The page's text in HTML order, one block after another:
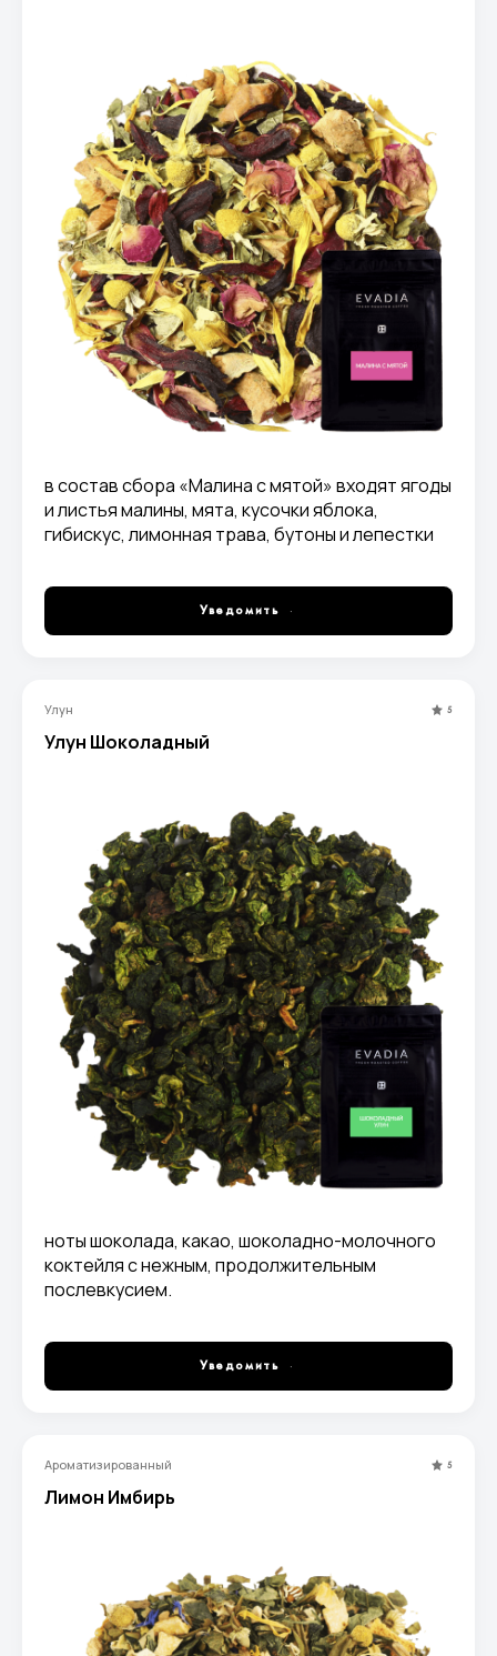
в состав сбора «Малина с мятой» входят ягоды
и листья малины, мята, кусочки яблока,
гибискус, лимонная трава, бутоны и лепестки
Уведомить
Улун 5
Улун Шоколадный
ноты шоколада, какао, шоколадно-молочного
коктейля с нежным, продолжительным
послевкусием.
Уведомить
Ароматизированный 5
Лимон Имбирь